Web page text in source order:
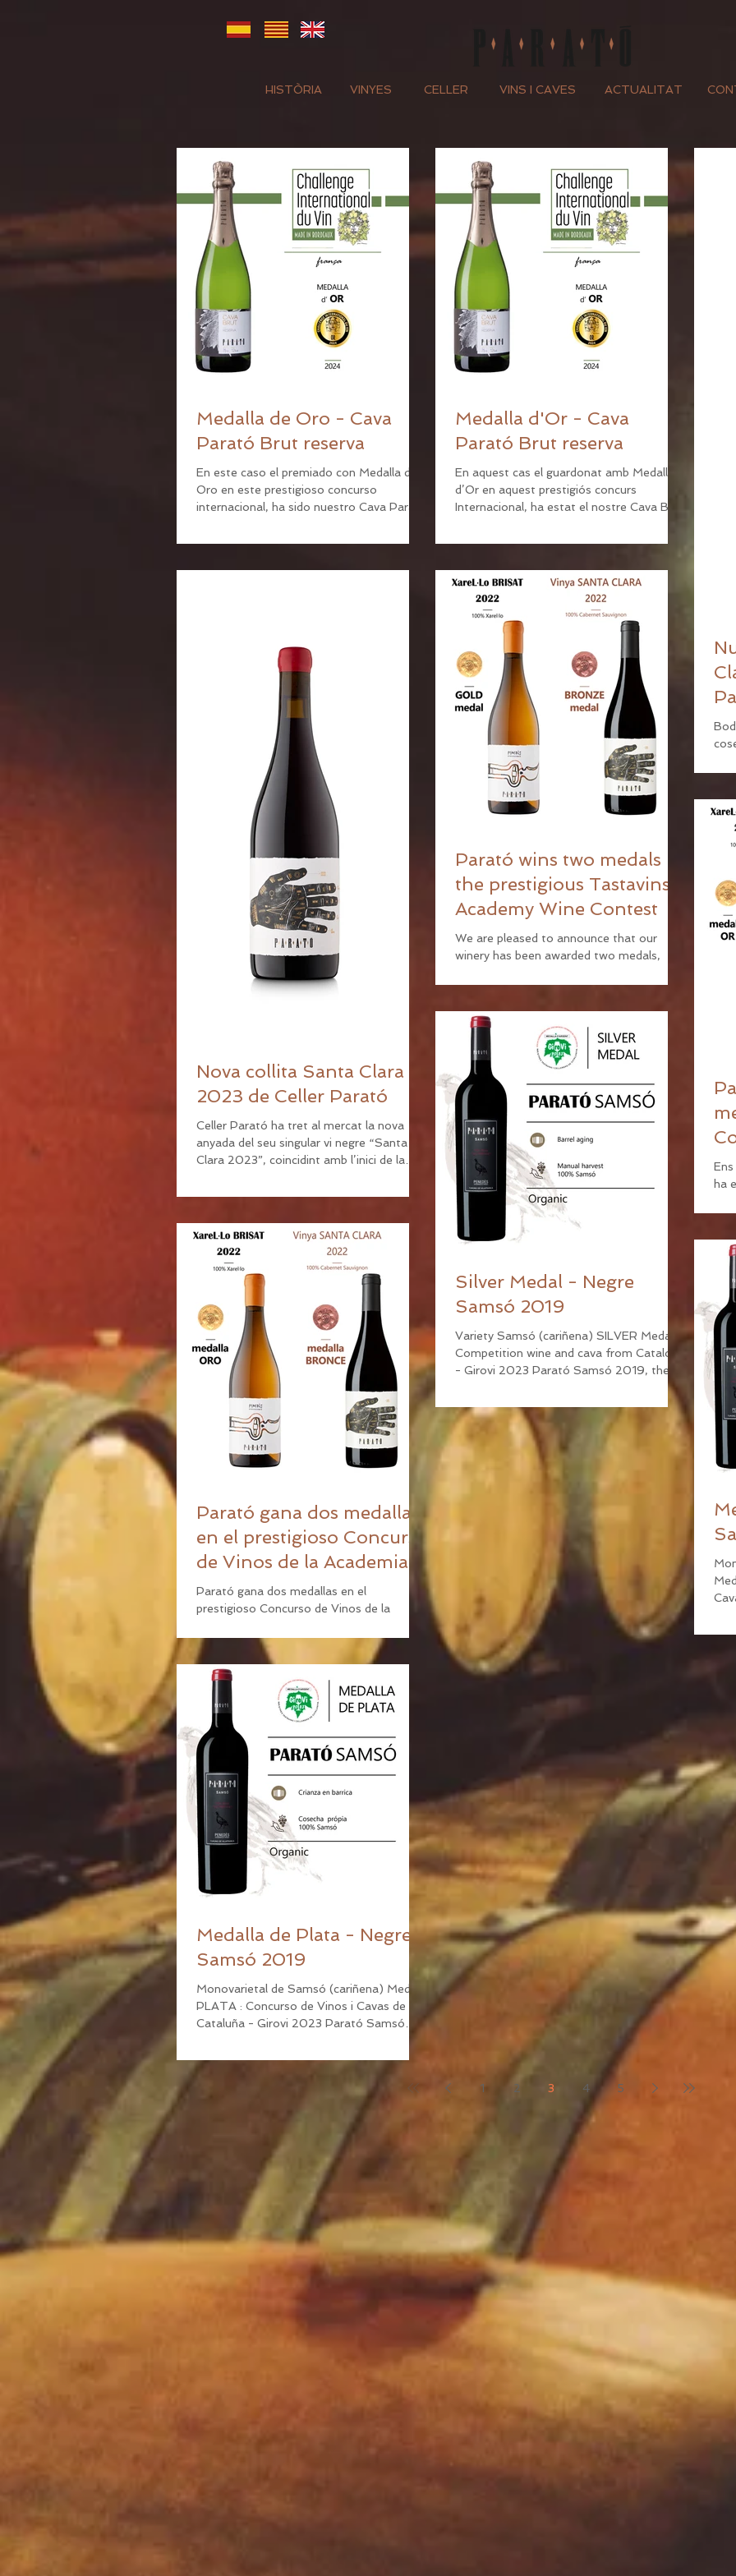
HISTÒRIA VINYES CELLER VINS I CAVES ACTUALITAT
Medalla de Oro - Cava
Parató Brut reserva
En este caso el premiado con Medalla de
Oro en este prestigioso concurso
internacional, ha sido nuestro Cava Parató
Medalla d'Or - Cava
Parató Brut reserva
En aquest cas el guardonat amb Medalla
d’Or en aquest prestigiós concurs
Internacional, ha estat el nostre Cava Brut
Nova collita Santa Clara
2023 de Celler Parató
Celler Parató ha tret al mercat la nova
anyada del seu singular vi negre “Santa
Clara 2023”, coincidint amb l’inici de la
Parató wins two medals in
the prestigious Tastavins
Academy Wine Contest
We are pleased to announce that our
winery has been awarded two medals,
ha
Parató gana dos medallas
en el prestigioso Concurso
de Vinos de la Academia
de Tastavins.
Parató gana dos medallas en el
prestigioso Concurso de Vinos de la
anunciar que nuestra Bodega ha...
Silver Medal - Negre
Samsó 2019
Variety Samsó (cariñena) SILVER Medal :
Competition wine and cava from Catalonia
- Girovi 2023 Parató Samsó 2019, the
Medalla
Medalla de Plata - Negre
Samsó 2019
Monovarietal de Samsó (cariñena) Medalla
PLATA : Concurso de Vinos i Cavas de
Cataluña - Girovi 2023 Parató Samsó
1 2 3 4 5